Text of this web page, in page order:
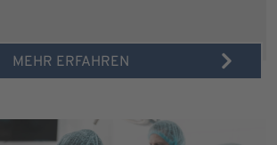
MEHR ERFAHREN